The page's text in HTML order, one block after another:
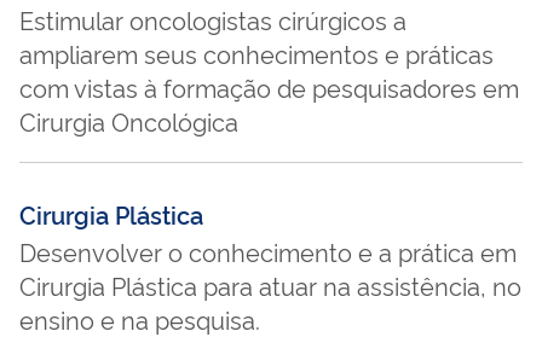
Estimular oncologistas cirúrgicos a
ampliarem seus conhecimentos e práticas
com vistas à formação de pesquisadores em
Cirurgia Oncológica
Cirurgia Plástica
Desenvolver o conhecimento e a prática em
Cirurgia Plástica para atuar na assistência, no
ensino e na pesquisa.